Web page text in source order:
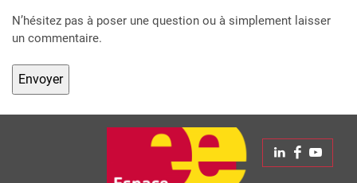
N’hésitez pas à poser une question ou à simplement laisser
un commentaire.
Linkedin